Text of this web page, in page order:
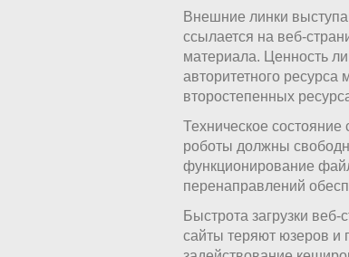
Внешние линки
ссылается на веб-
материала. Ценность
авторитетного
второстепенных
Техническое
роботы должны
функционирование
перенаправлений
Быстрота загрузки
сайты теряют юзеров и